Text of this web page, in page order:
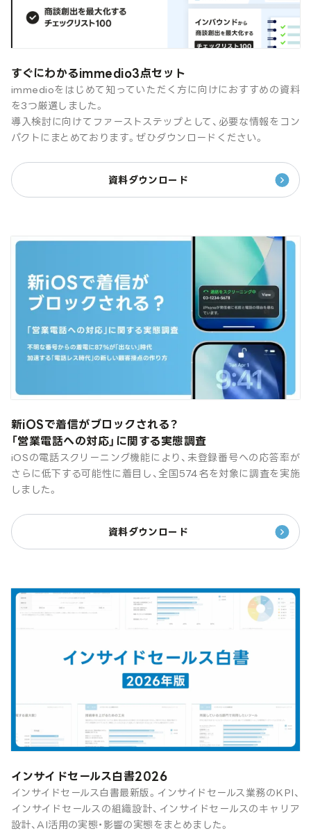
すぐにわかるimmedio3点セット
immedioをはじめて知っていただく方に向けにおすすめの資料
を3つ厳選しました。
導入検討に向けてファーストステップとして、必要な情報をコン
パクトにまとめております。ぜひダウンロードください。
資料ダウンロード
新iOSで着信がブロックされる？
「営業電話への対応」に関する実態調査
iOSの電話スクリーニング機能により、未登録番号への応答率が
さらに低下する可能性に着目し、全国574名を対象に調査を実施
しました。
資料ダウンロード
インサイドセールス白書2026
インサイドセールス白書最新版。インサイドセールス業務のKPI、
インサイドセールスの組織設計、インサイドセールスのキャリア
設計、AI活用の実態・影響の実態をまとめました。